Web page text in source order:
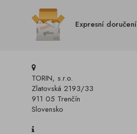
Expresní doručení
TORIN, s.r.o.
Zlatovská 2193/33
911 05 Trenčín
Slovensko